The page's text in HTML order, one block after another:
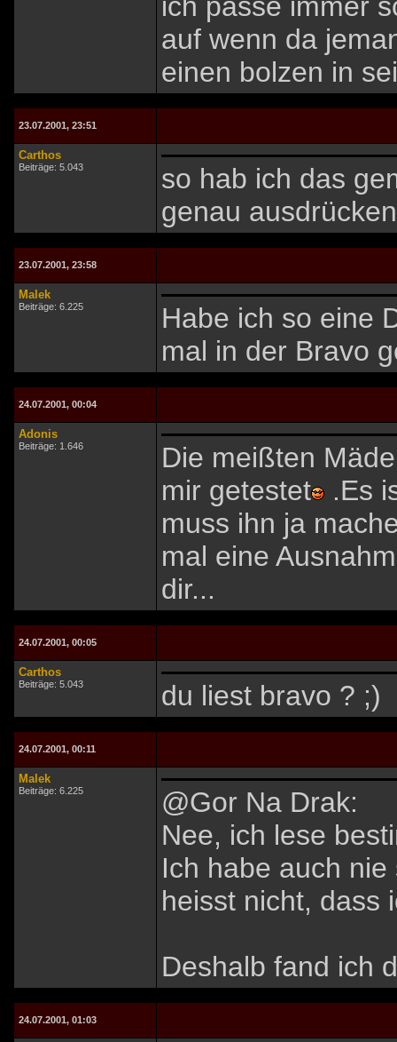
ich passe immer
auf wenn da
einen bolzen in
23.07.2001, 23:51
Carthos
Beiträge: 5.043
so hab ich das
genau
23.07.2001, 23:58
Malek
Beiträge: 6.225
Habe ich so eine
mal in der Bravo
24.07.2001, 00:04
Adonis
Beiträge: 1.646
Die meißten
mir getestet
.Es
muss ihn ja
mal eine
dir...
24.07.2001, 00:05
Carthos
Beiträge: 5.043 du liest bravo ? ;)
24.07.2001, 00:11
Malek
Beiträge: 6.225
@Gor Na Drak:
Nee, ich lese
Ich habe auch
heisst nicht, dass
Deshalb fand ich
24.07.2001, 01:03